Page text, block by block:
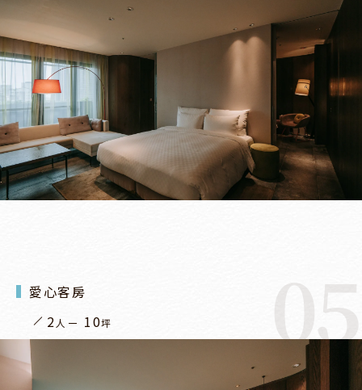
05
愛心客房
2 人 10坪